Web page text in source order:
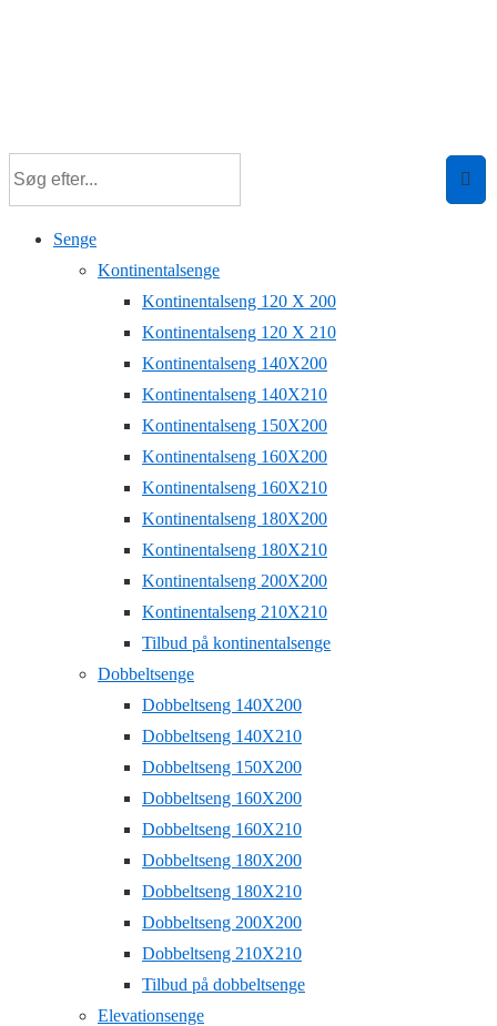
Senge
Kontinentalsenge
Kontinentalseng 120 X 200
Kontinentalseng 120 X 210
Kontinentalseng 140X200
Kontinentalseng 140X210
Kontinentalseng 150X200
Kontinentalseng 160X200
Kontinentalseng 160X210
Kontinentalseng 180X200
Kontinentalseng 180X210
Kontinentalseng 200X200
Kontinentalseng 210X210
Tilbud på kontinentalsenge
Dobbeltsenge
Dobbeltseng 140X200
Dobbeltseng 140X210
Dobbeltseng 150X200
Dobbeltseng 160X200
Dobbeltseng 160X210
Dobbeltseng 180X200
Dobbeltseng 180X210
Dobbeltseng 200X200
Dobbeltseng 210X210
Tilbud på dobbeltsenge
Elevationsenge